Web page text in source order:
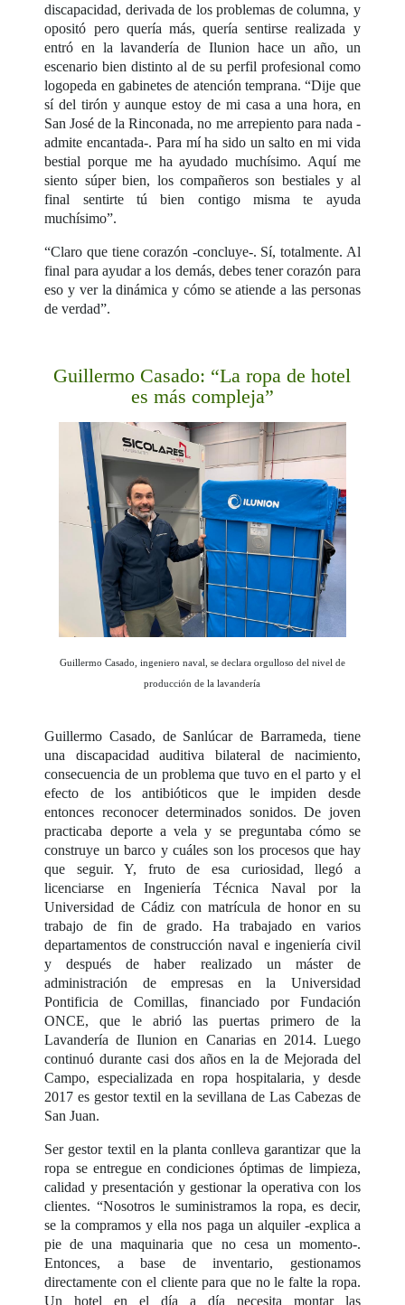
discapacidad, derivada de los problemas de columna, y
opositó pero quería más, quería sentirse realizada y
entró en la lavandería de Ilunion hace un año, un
escenario bien distinto al de su perfil profesional como
logopeda en gabinetes de atención temprana. “Dije que
sí del tirón y aunque estoy de mi casa a una hora, en
San José de la Rinconada, no me arrepiento para nada -
admite encantada-. Para mí ha sido un salto en mi vida
bestial porque me ha ayudado muchísimo. Aquí me
siento súper bien, los compañeros son bestiales y al
final sentirte tú bien contigo misma te ayuda
muchísimo”.
“Claro que tiene corazón -concluye-. Sí, totalmente. Al
final para ayudar a los demás, debes tener corazón para
eso y ver la dinámica y cómo se atiende a las personas
de verdad”.
Guillermo Casado: “La ropa de hotel
es más compleja”
Guillermo Casado, ingeniero naval, se declara orgulloso del nivel de
producción de la lavandería
Guillermo Casado, de Sanlúcar de Barrameda, tiene
una discapacidad auditiva bilateral de nacimiento,
consecuencia de un problema que tuvo en el parto y el
efecto de los antibióticos que le impiden desde
entonces reconocer determinados sonidos. De joven
practicaba deporte a vela y se preguntaba cómo se
construye un barco y cuáles son los procesos que hay
que seguir. Y, fruto de esa curiosidad, llegó a
licenciarse en Ingeniería Técnica Naval por la
Universidad de Cádiz con matrícula de honor en su
trabajo de fin de grado. Ha trabajado en varios
departamentos de construcción naval e ingeniería civil
y después de haber realizado un máster de
administración de empresas en la Universidad
Pontificia de Comillas, financiado por Fundación
ONCE, que le abrió las puertas primero de la
Lavandería de Ilunion en Canarias en 2014. Luego
continuó durante casi dos años en la de Mejorada del
Campo, especializada en ropa hospitalaria, y desde
2017 es gestor textil en la sevillana de Las Cabezas de
San Juan.
Ser gestor textil en la planta conlleva garantizar que la
ropa se entregue en condiciones óptimas de limpieza,
calidad y presentación y gestionar la operativa con los
clientes. “Nosotros le suministramos la ropa, es decir,
se la compramos y ella nos paga un alquiler -explica a
pie de una maquinaria que no cesa un momento-.
Entonces, a base de inventario, gestionamos
directamente con el cliente para que no le falte la ropa.
Un hotel en el día a día necesita montar las